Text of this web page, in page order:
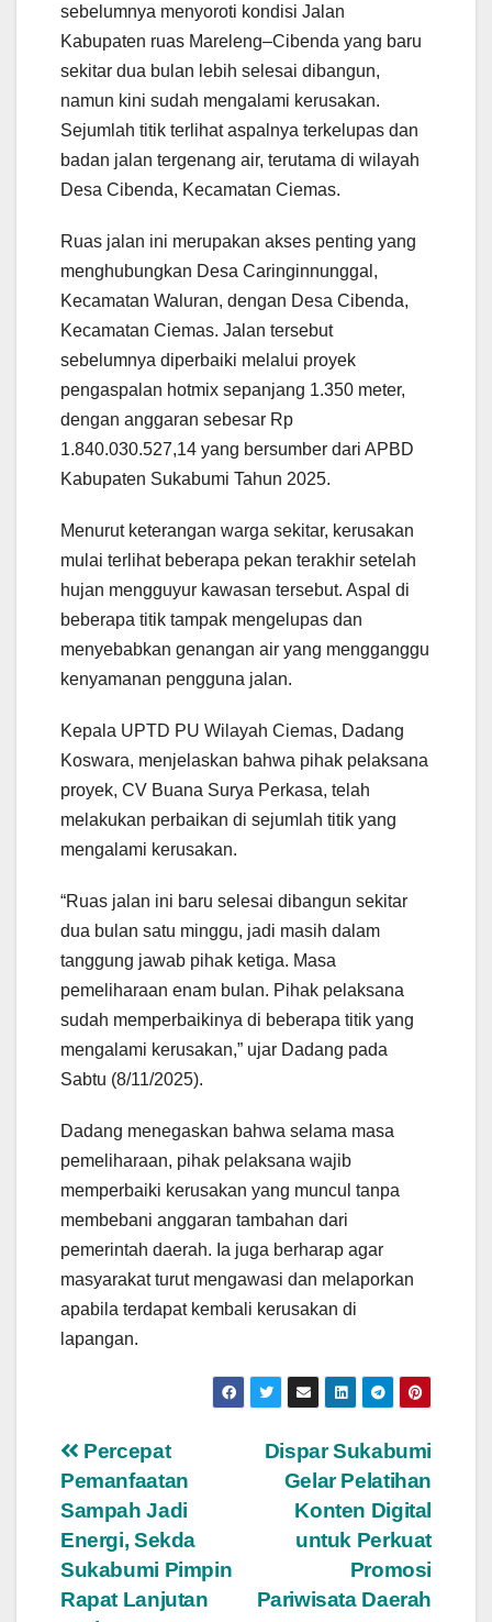
sebelumnya menyoroti kondisi Jalan
Kabupaten ruas Mareleng–Cibenda yang baru
sekitar dua bulan lebih selesai dibangun,
namun kini sudah mengalami kerusakan.
Sejumlah titik terlihat aspalnya terkelupas dan
badan jalan tergenang air, terutama di wilayah
Desa Cibenda, Kecamatan Ciemas.
Ruas jalan ini merupakan akses penting yang
menghubungkan Desa Caringinnunggal,
Kecamatan Waluran, dengan Desa Cibenda,
Kecamatan Ciemas. Jalan tersebut
sebelumnya diperbaiki melalui proyek
pengaspalan hotmix sepanjang 1.350 meter,
dengan anggaran sebesar Rp
1.840.030.527,14 yang bersumber dari APBD
Kabupaten Sukabumi Tahun 2025.
Menurut keterangan warga sekitar, kerusakan
mulai terlihat beberapa pekan terakhir setelah
hujan mengguyur kawasan tersebut. Aspal di
beberapa titik tampak mengelupas dan
menyebabkan genangan air yang mengganggu
kenyamanan pengguna jalan.
Kepala UPTD PU Wilayah Ciemas, Dadang
Koswara, menjelaskan bahwa pihak pelaksana
proyek, CV Buana Surya Perkasa, telah
melakukan perbaikan di sejumlah titik yang
mengalami kerusakan.
“Ruas jalan ini baru selesai dibangun sekitar
dua bulan satu minggu, jadi masih dalam
tanggung jawab pihak ketiga. Masa
pemeliharaan enam bulan. Pihak pelaksana
sudah memperbaikinya di beberapa titik yang
mengalami kerusakan,” ujar Dadang pada
Sabtu (8/11/2025).
Dadang menegaskan bahwa selama masa
pemeliharaan, pihak pelaksana wajib
memperbaiki kerusakan yang muncul tanpa
membebani anggaran tambahan dari
pemerintah daerah. Ia juga berharap agar
masyarakat turut mengawasi dan melaporkan
apabila terdapat kembali kerusakan di
lapangan.
Navigasi
pos
Dispar Sukabumi
Gelar Pelatihan
Konten Digital
untuk Perkuat
Promosi
Pariwisata Daerah
Percepat
Pemanfaatan
Sampah Jadi
Energi, Sekda
Sukabumi Pimpin
Rapat Lanjutan